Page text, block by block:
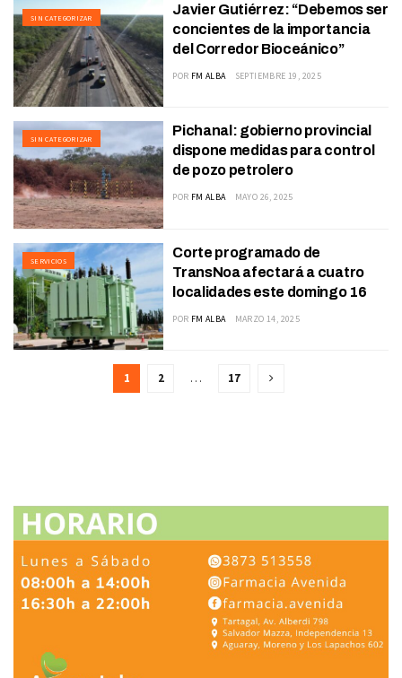
SIN CATEGORIZAR
Javier Gutiérrez: “Debemos ser
concientes de la importancia
del Corredor Bioceánico”
POR FM ALBA SEPTIEMBRE 19, 2025
SIN CATEGORIZAR
Pichanal: gobierno provincial
dispone medidas para control
de pozo petrolero
POR FM ALBA MAYO 26, 2025
SERVICIOS
Corte programado de
TransNoa afectará a cuatro
localidades este domingo 16
POR FM ALBA MARZO 14, 2025
1 2 … 17